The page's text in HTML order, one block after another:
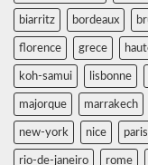
biarritz bordeaux
florence grece
koh-samui lisbonne
majorque marrakech
new-york nice paris
rio-de-janeiro rome